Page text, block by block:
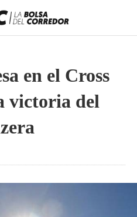
en el Cross
victoria del